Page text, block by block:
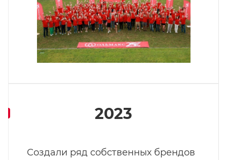
2023
Создали ряд собственных брендов